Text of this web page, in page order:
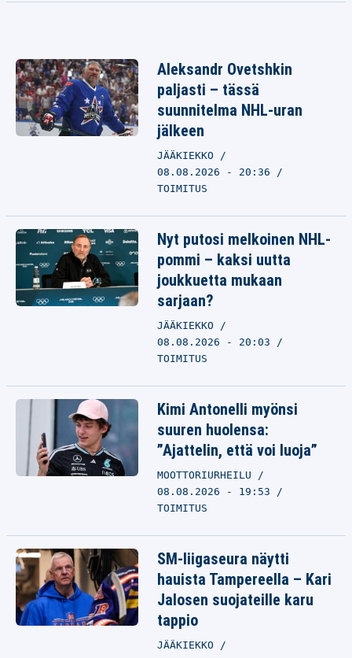
Aleksandr Ovetshkin
paljasti – tässä
suunnitelma NHL-uran
jälkeen
JÄÄKIEKKO
08.08.2026 - 20:36
TOIMITUS
Nyt putosi melkoinen NHL-
pommi – kaksi uutta
joukkuetta mukaan
sarjaan?
JÄÄKIEKKO
08.08.2026 - 20:03
TOIMITUS
Kimi Antonelli myönsi
suuren huolensa:
”Ajattelin, että voi luoja”
MOOTTORIURHEILU
08.08.2026 - 19:53
TOIMITUS
SM-liigaseura näytti
hauista Tampereella – Kari
Jalosen suojateille karu
tappio
JÄÄKIEKKO